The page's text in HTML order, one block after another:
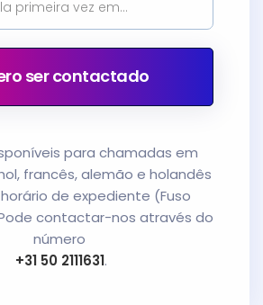
ser contactado
para chamadas em
francês, alemão e holandês
de expediente (Fuso
contactar-nos através do
número
+31 50 2111631.